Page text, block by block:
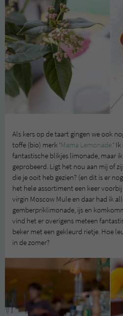
Als kers op de taart gingen we ook
toffe (bio) merk ‘Mama Lemonade.‘
fantastische blikjes limonade, maar
geprobeerd. Ligt het nou aan mij of
die je ooit heb gezien? (en dit is er
het hele assortiment een keer
virgin Moscow Mule en daar had ik
gemberpriklimonade, ijs en
vind het er overigens meteen
beker met een gekleurd rietje. Hoe
in de zomer?